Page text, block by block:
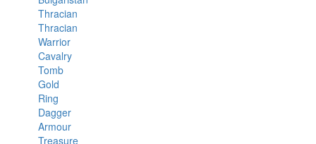
Thracian
Thracian
Warrior
Cavalry
Tomb
Gold
Ring
Dagger
Armour
Treasure